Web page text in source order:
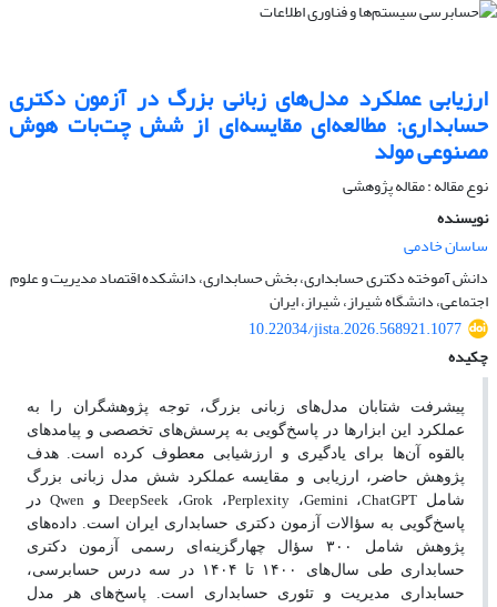
ارزیابی عملکرد مدل‌های زبانی بزرگ در آزمون دکتری
حسابداری: مطالعه‌ای مقایسه‌ای از شش چت‌بات هوش
مصنوعی مولد
نوع مقاله : مقاله پژوهشی
نویسنده
ساسان خادمی
دانش آموخته دکتری حسابداری، بخش حسابداری، دانشکده اقتصاد مدیریت و علوم
اجتماعی، دانشگاه شیراز، شیراز، ایران
10.22034/jista.2026.568921.1077
چکیده
پیشرفت شتابان مدل‌های زبانی بزرگ، توجه پژوهشگران را به
عملکرد این ابزارها در پاسخ‌گویی به پرسش‌های تخصصی و پیامدهای
بالقوه آن‌ها برای یادگیری و ارزشیابی معطوف کرده است. هدف
پژوهش حاضر، ارزیابی و مقایسه عملکرد شش مدل زبانی بزرگ
شامل ChatGPT،Gemini،Perplexity، Grok، DeepSeekوQwen در
پاسخ‌گویی به سؤالات آزمون دکتری حسابداری ایران است. داده‌های
پژوهش شامل
۳۰۰سؤال چهارگزینه‌ای رسمی آزمون دکتری
حسابداری طی سال‌های
۱۴۰۰ تا ۱۴۰۴ در سه درس حسابرسی،
حسابداری مدیریت و تئوری حسابداری است. پاسخ‌های هر مدل